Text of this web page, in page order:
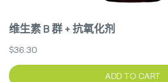
维生素 B 群 + 抗氧化剂
$36.30
ADD TO CART